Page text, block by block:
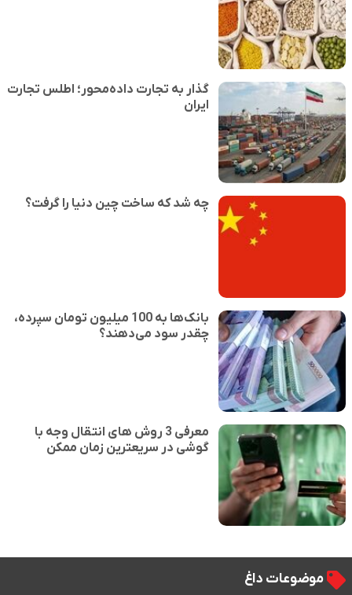
گذار به تجارت داده‌محور؛ اطلس تجارت
ایران
چه شد که ساخت چین دنیا را گرفت؟
بانک‌ها به 100 میلیون تومان سپرده،
چقدر سود می‌دهند؟
معرفی 3 روش های انتقال وجه با
گوشی در سریعترین زمان ممکن
موضوعات داغ